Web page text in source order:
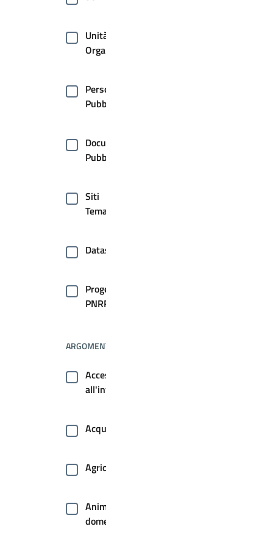
Unità
Organizzative
Persone
Pubbliche
Documenti
Pubblici
Siti
Tematici
Dataset
Progetti
PNRR
ARGOMENTI
Accesso
all'informazione
Acqua
Agricoltura
Animale
domestico